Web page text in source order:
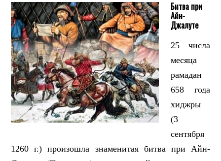
Битва при
Айн-
Джалуте
25 числа
месяца
рамадан
658 года
хиджры
(3
сентября
1260 г.) произошла знаменитая битва при Айн-